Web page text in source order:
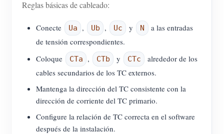
Reglas básicas de cableado:
Conecte Ua , Ub , Uc y N
a las entradas
de tensión correspondientes.
Coloque
CTa , CTb y CTc
alrededor de los
cables secundarios de los TC externos.
Mantenga la dirección del TC consistente con la
dirección de corriente del TC primario.
Configure la relación de TC correcta en el software
después de la instalación.